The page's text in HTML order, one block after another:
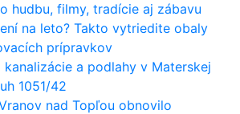
hudbu, filmy, tradície aj zábavu
na leto? Takto vytriedite obaly
prípravkov
kanalizácie a podlahy v Materskej
1051/42
nad Topľou obnovilo